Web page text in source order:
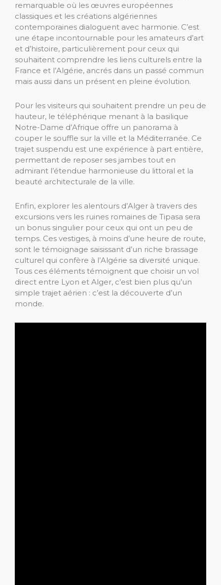
remarquable où les œuvres européennes
classiques et les créations algériennes
contemporaines dialoguent avec harmonie. C’est
une étape incontournable pour les amateurs d’art
et d’histoire, particulièrement pour ceux qui
souhaitent comprendre les liens culturels entre la
France et l’Algérie, ancrés dans un passé commun
mais aussi dans un présent en pleine évolution.
Pour les visiteurs qui souhaitent prendre un peu de
hauteur, le téléphérique menant à la basilique
Notre-Dame d’Afrique offre un panorama à
couper le souffle sur la ville et la Méditerranée. Ce
trajet suspendu est une expérience à part entière,
permettant de reposer ses jambes tout en
admirant l’étendue harmonieuse du littoral et la
beauté architecturale de la ville.
Enfin, explorer les alentours d’Alger à travers des
excursions vers les ruines romaines de Tipasa sera
un bonus singulier pour ceux qui ont un peu de
temps. Ces vestiges, à moins d’une heure de route,
sont le témoignage saisissant d’un riche brassage
culturel qui confère à l’Algérie sa diversité unique.
Tous ces éléments témoignent que choisir un vol
direct entre Lyon et Alger, c’est bien plus qu’un
simple trajet aérien : c’est la découverte d’un
monde.